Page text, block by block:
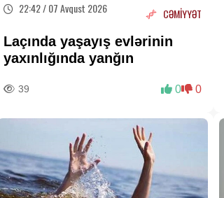
22:42 / 07 Avqust 2026 CƏMİYYƏT
Laçında yaşayış evlərinin
yaxınlığında yanğın
39 0 0